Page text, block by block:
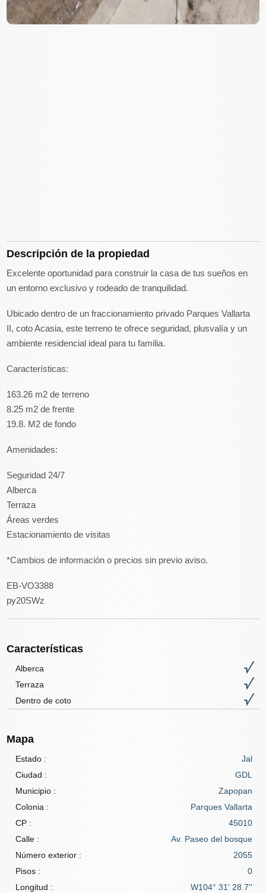
Descripción de la propiedad
Excelente oportunidad para construir la casa de tus sueños en
un entorno exclusivo y rodeado de tranquilidad.
Ubicado dentro de un fraccionamiento privado Parques Vallarta
II, coto Acasia, este terreno te ofrece seguridad, plusvalía y un
ambiente residencial ideal para tu familia.
Características:
163.26 m2 de terreno
8.25 m2 de frente
19.8. M2 de fondo
Amenidades:
Seguridad 24/7
Alberca
Terraza
Áreas verdes
Estacionamiento de visitas
*Cambios de información o precios sin previo aviso.
EB-VO3388
py20SWz
Características
Alberca
Terraza
Dentro de coto
Mapa
Estado :
Jal
Ciudad :
GDL
Municipio :
Zapopan
Colonia :
Parques Vallarta
CP :
45010
Calle :
Av. Paseo del bosque
Número exterior :
2055
Pisos :
0
Longitud :
W104° 31' 28.7''